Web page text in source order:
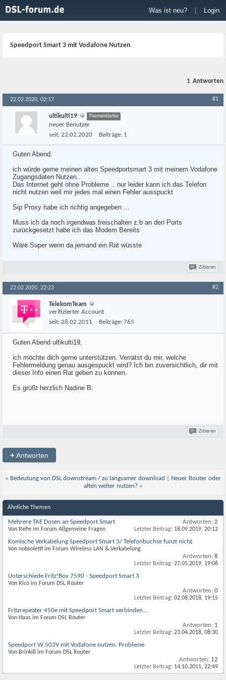
Was ist neu? Login
Speedport Smart 3 mit Vodafone Nutzen
1 Antworten
22.02.2020, 02:17 #1
ultikulti19 Themenstarter
neuer Benutzer
seit: 22.02.2020 Beiträge: 1
Guten Abend.
ich würde gerne meinen alten Speedportsmart 3 mit meinem Vodafone
Zugangsdaten Nutzen..
Das Internet geht ohne Probleme .. nur leider kann ich das Telefon
nicht nutzen weil mir jedes mal einen Fehler ausspuckt
Sip Proxy habe ich richtig angegeben ...
Muss ich da noch irgendwas freischalten z.b an den Ports
zurückgesetzt habe ich das Modem Bereits
Wäre Super wenn da jemand ein Rat wüsste
Zitieren
22.02.2020, 22:23 #2
TelekomTeam
verifizierter Account
seit: 28.02.2011 Beiträge: 765
Guten Abend ultikulti19,
ich möchte dich gerne unterstützen. Verrätst du mir, welche
Fehlermeldung genau ausgespuckt wird? Ich bin zuversichtlich, dir mit
dieser Info einen Rat geben zu können.
Es grüßt herzlich Nadine B.
Zitieren
+Antworten
« Bedeutung von DSL downstream / zu langsamer download
Neuer Router oder
alten weiter nutzen? »
Ähnliche Themen
Mehrere TAE Dosen an Speedport Smart
Von RePe im Forum Allgemeine Fragen
Antworten: 2
Letzter Beitrag: 18.09.2019, 20:12
Komische Verkabelung Speedport Smart 3/ Telefonbuchse funzt nicht
Von nobsoletti im Forum Wireless LAN & Verkabelung
Antworten: 8
Letzter Beitrag: 27.05.2019, 19:06
Unterschiede Fritz!Box 7590 - Speedport Smart 3
Von Rico im Forum DSL Router
Antworten: 0
Letzter Beitrag: 02.08.2018, 19:15
Fritzrepeater 450e mit Speedport Smart verbinden...
Von Haas im Forum DSL Router
Antworten: 1
Letzter Beitrag: 23.04.2018, 08:30
Speedport W 503V mit Vodafone nutzen. Probleme
Von Brinki8 im Forum DSL Router
Antworten: 12
Letzter Beitrag: 14.10.2011, 22:49